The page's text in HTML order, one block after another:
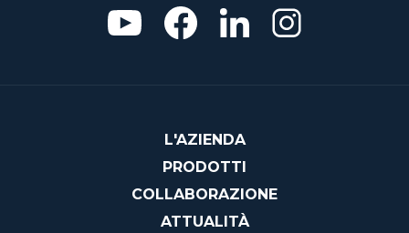
L'AZIENDA
PRODOTTI
COLLABORAZIONE
ATTUALITÀ